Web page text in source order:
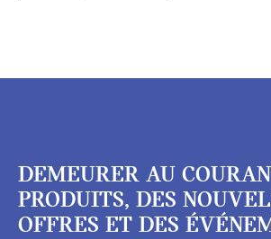
DEMEURER AU
PRODUITS, DES
OFFRES ET DES